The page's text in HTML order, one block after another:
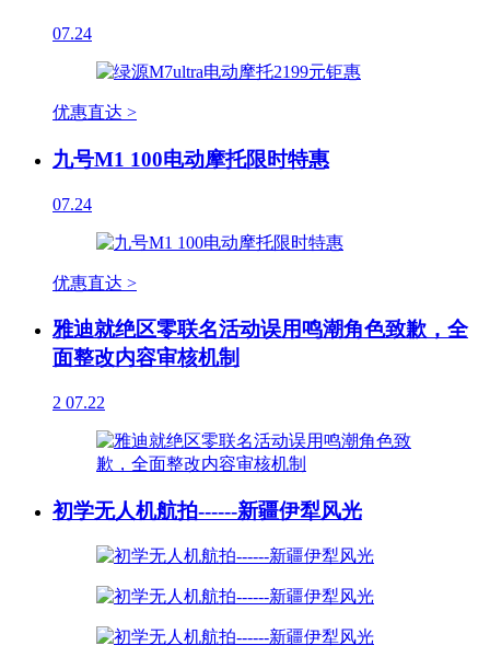
07.24
优惠直达 >
九号M1 100电动摩托限时特惠
07.24
优惠直达 >
雅迪就绝区零联名活动误用鸣潮角色致歉，全
面整改内容审核机制
2 07.22
初学无人机航拍------新疆伊犁风光